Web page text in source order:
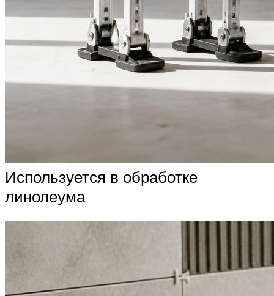
Используется в обработке
линолеума